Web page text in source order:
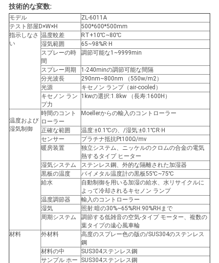
VR
SHOW
PRIVACY
POLICY
技術的な変数:
モデル
ZL-6011A
テスト部屋D×W×H
500*600*500mm
指示しなさ
い
温度較差
RT+10℃~80℃
湿気範囲
65~98%R·H
スプレーの時
間
調節可能な1~9999min
スプレー周期
1-240minの調節可能な間隔
分光波長
290nm~800nm （550w/m2）
光源
キセノン ランプ（air-cooled）
キセノン ラン
プ力
1kwの選択:1.8kw （長寿:1600H）
温度および
湿気制御
時間のコント
ローラー
Moellerからの輸入のコントローラー
正確な範囲
温度:±0.1℃の、/湿気:±0.1℃R·H
センサー
プラチナ抵抗Pt100Ω/mv
暖房装置
独立システム、ニッケルのクロムの合金の電気
熱するタイプ ヒーター
湿気システム
ステンレス鋼、外的な隔離された加湿器
黒板の温度
バイメタル温度計の黒板55℃~75℃
給水
自動制御を用いる加湿の給水、水リサイクルに
よって冷却されるキセノン ランプ
温度調節器
輸入のコントローラー
湿気
照射:暗の30%~65%RH:90%RHまで
周期システム
調節する低雑音の空気-タイプ モーター、複数の
葉タイプの遠心風車輪
材料
外材料
高度のスプレー色の版の/SUS304のステンレス
鋼
材料の中
SUS304ステンレス鋼
サンプル ホー
SUS304ステンレス鋼